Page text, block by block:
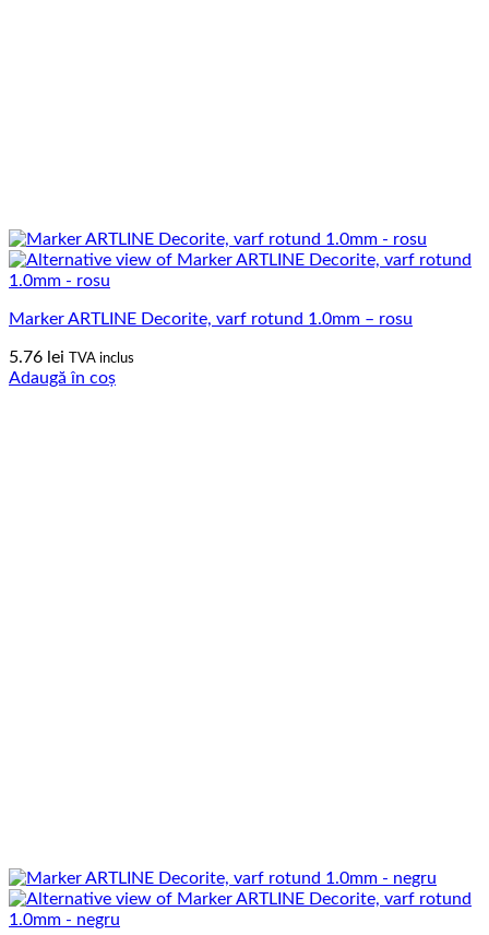
Marker ARTLINE Decorite, varf rotund 1.0mm – rosu
5.76 lei TVA inclus
Adaugă în coș